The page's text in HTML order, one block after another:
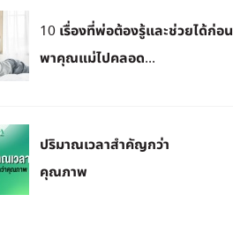
10 เรื่องที่พ่อต้องรู้และช่วยได้ก่อน
พาคุณแม่ไปคลอด...
ปริมาณเวลาสำคัญกว่า
คุณภาพ